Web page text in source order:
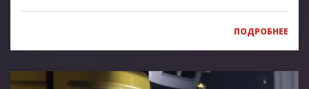
ПОДРОБНЕЕ